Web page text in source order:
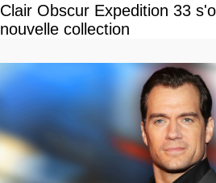
Clair Obscur Expedition 33
nouvelle collection